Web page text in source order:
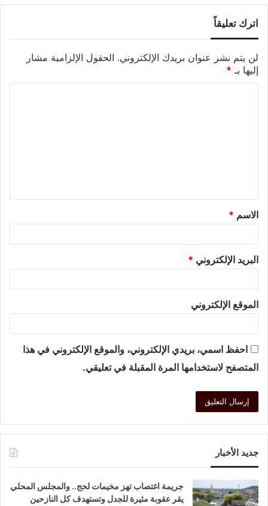
اترك تعليقاً
لن يتم نشر عنوان بريدك الإلكتروني. الحقول الإلزامية مشار
إليها بـ *
الاسم *
البريد الإلكتروني *
الموقع الإلكتروني
احفظ اسمي، بريدي الإلكتروني، والموقع الإلكتروني في هذا
المتصفح لاستخدامها المرة المقبلة في تعليقي.
جديد الأخبار
جريمة اغتصاب تهز مخيمات لحج.. والمجلس المحلي
يقر عقوبة مثيرة للجدل وتستهدف كل النازحين